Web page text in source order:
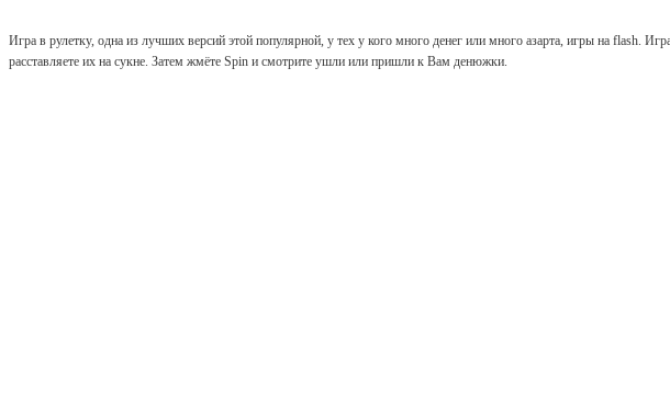
Игра в рулетку, одна из лучших версий этой популярной, у тех у кого много денег или много азарта, игры на flash.
расставляете их на сукне. Затем жмёте Spin и смотрите ушли или пришли к Вам денюжки.